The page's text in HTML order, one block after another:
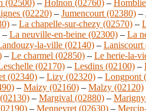
(02500) – Holnon (02760) –
(02220) – Jumencourt (02380) –
– La chapelle-sur-chezy (02570) –
– La neuville-en-beine (02300) – La
la-ville (02140) – Laniscourt
– Le charmel (02850) – Le herie-la-
(02170) – Lesdins (02100) –
(02340) – Lizy (02320) – Longpont
– Maizy (02160) – Malzy (02120)
– Margival (02880) –
– Mennevret (02630) –